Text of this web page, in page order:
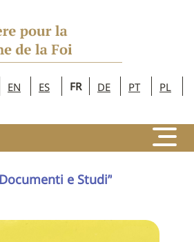
EN ES FR DE PT PL
e Studi”